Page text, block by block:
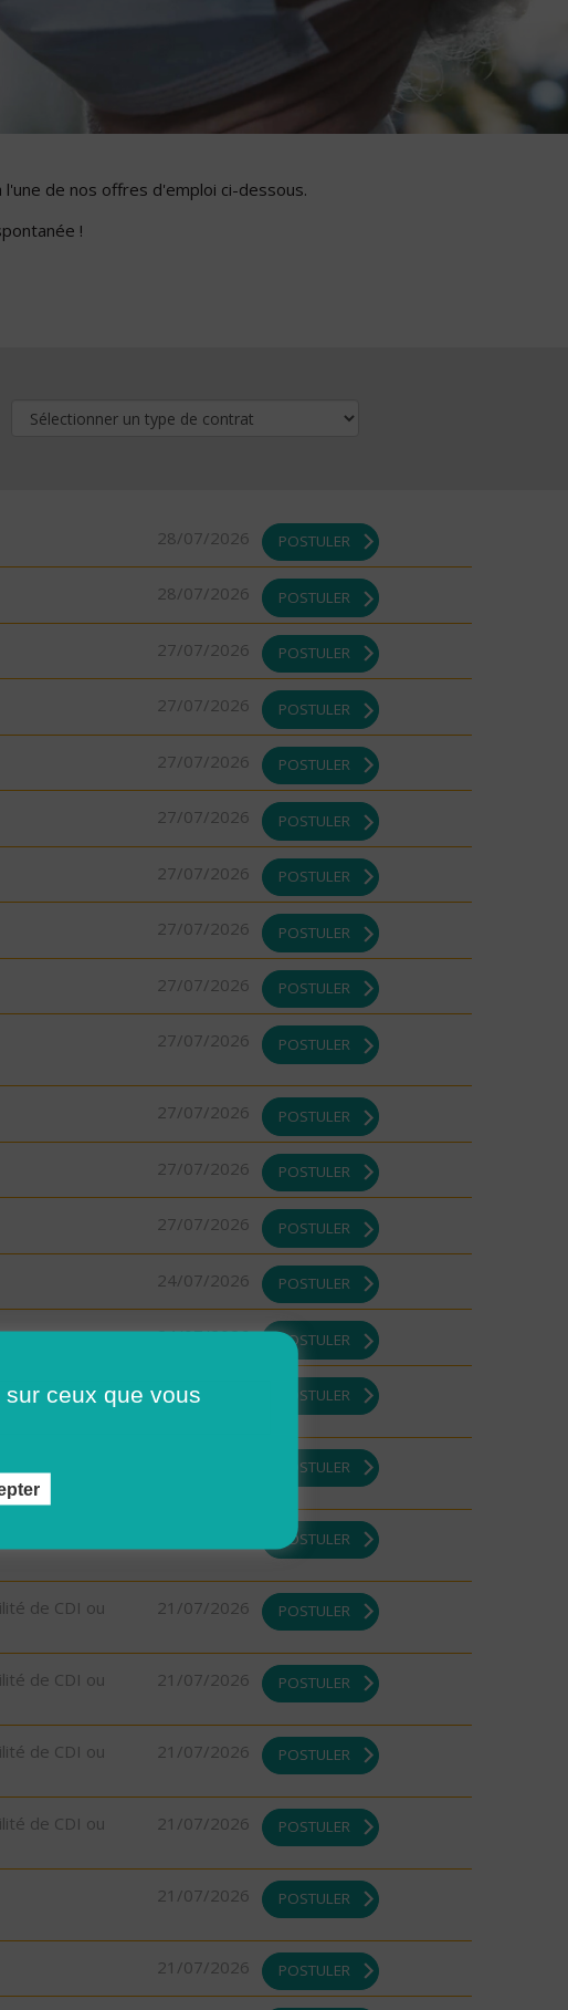
de nos offres d'emploi ci-dessous.
!
28/07/2026 POSTULER
28/07/2026 POSTULER
27/07/2026 POSTULER
27/07/2026 POSTULER
27/07/2026 POSTULER
27/07/2026 POSTULER
27/07/2026 POSTULER
27/07/2026 POSTULER
27/07/2026 POSTULER
27/07/2026 POSTULER
27/07/2026 POSTULER
27/07/2026 POSTULER
27/07/2026 POSTULER
24/07/2026 POSTULER
24/07/2026 POSTULER
23/07/2026 POSTULER
POSTULER
POSTULER
de CDI ou
21/07/2026 POSTULER
de CDI ou
21/07/2026 POSTULER
de CDI ou
21/07/2026 POSTULER
de CDI ou
21/07/2026 POSTULER
21/07/2026 POSTULER
21/07/2026 POSTULER
ceux que vous